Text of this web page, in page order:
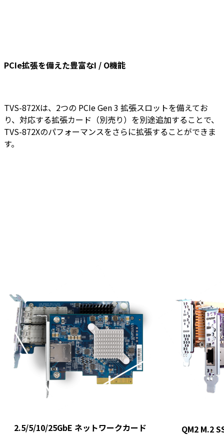
PCIe拡張を備えた豊富なI / O機能
TVS-872Xは、2つの PCIe Gen 3 拡張スロットを備えてお
り、対応する拡張カード（別売り）を別途追加することで、
TVS-872Xのパフォーマンスをさらに拡張することができま
す。
2.5/5/10/25GbE ネットワークカード
QM2 M.2